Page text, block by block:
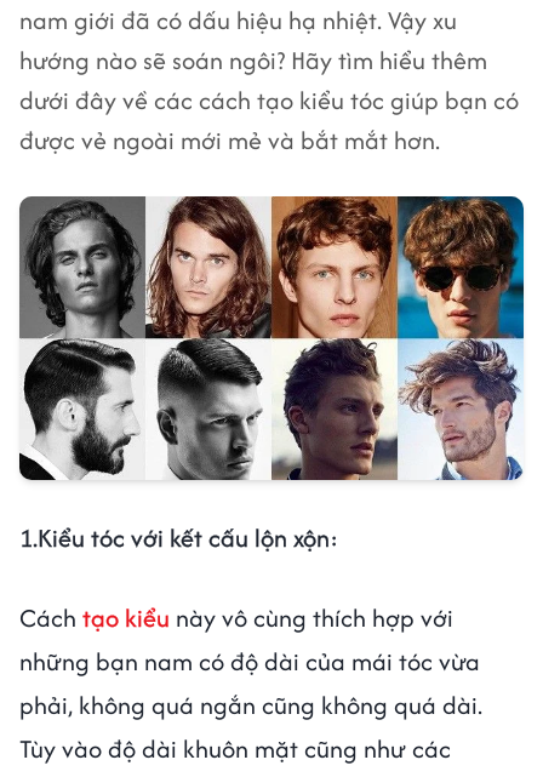
nam giới đã có dấu hiệu hạ nhiệt. Vậy xu
hướng nào sẽ soán ngôi? Hãy tìm hiểu thêm
dưới đây về các cách tạo kiểu tóc giúp bạn có
được vẻ ngoài mới mẻ và bắt mắt hơn.
1.Kiểu tóc với kết cấu lộn xộn:
Cách tạo kiểu này vô cùng thích hợp với
những bạn nam có độ dài của mái tóc vừa
phải, không quá ngắn cũng không quá dài.
Tùy vào độ dài khuôn mặt cũng như các